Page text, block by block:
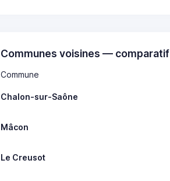
Communes voisines — comparatif
Commune
Chalon-sur-Saône
Mâcon
Le Creusot